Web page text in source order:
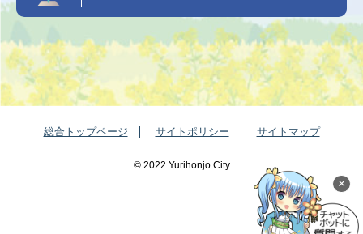
×
総合トップページ サイトポリシー サイトマップ
©️ 2022 Yurihonjo City